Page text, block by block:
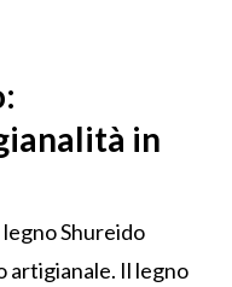
in
Shureido
artigianale. Il legno